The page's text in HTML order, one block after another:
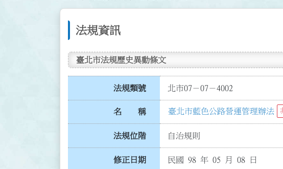
法規資訊
臺北市法規歷史異動條文
法規類號 北市07－07－4002
名 稱 臺北市藍色公路營運管理辦法
法規位階 自治規則
修正日期 民國 98 年 05 月 08 日